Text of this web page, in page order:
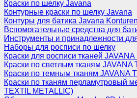
Краски по шелку Javana
Контурные краски по шелку Javana
Контуры для батика Javana
Вспомогательные средства для
Инструменты и принадлежности
Наборы для росписи по шелку
Краски для росписи тканей
Краски по светлым тканям JAVANA
Краски по темным тканям JAVANA
Краски по тканям перламутровый
TEXTIL METALLIC)